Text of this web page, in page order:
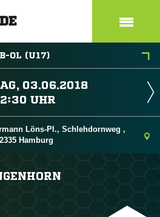
B-OL (U17)


Löns-Pl., Schlehdornweg ,
Hamburg